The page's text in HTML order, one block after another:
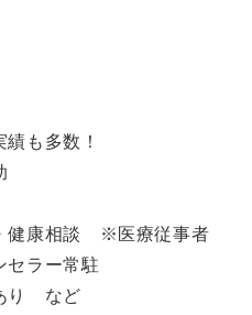
も多数！
健康相談 ※医療従事者
セラー常駐
り など